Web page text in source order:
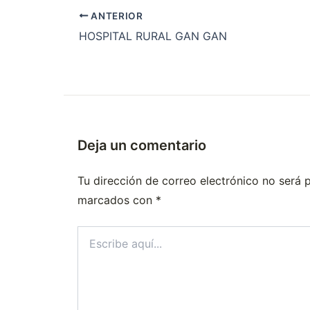
ANTERIOR
HOSPITAL RURAL GAN GAN
Deja un comentario
Tu dirección de correo electrónico no será
marcados con *
aquí...